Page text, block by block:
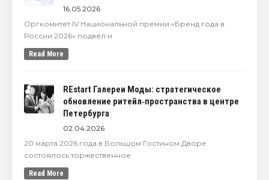
16.05.2026
Оргкомитет IV Национальной премии «Бренд года в
России 2026» подвёл и
Read More
REstart Галереи Моды: стратегическое
обновление ритейл‑пространства в центре
Петербурга
02.04.2026
20 марта 2026 года в Большом Гостином Дворе
состоялось торжественное
Read More